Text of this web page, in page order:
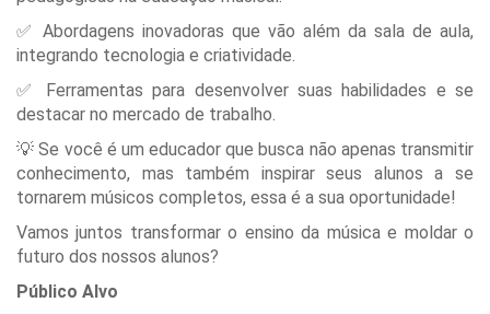
✅ Abordagens inovadoras que vão além da sala de aula,
integrando tecnologia e criatividade.
✅ Ferramentas para desenvolver suas habilidades e se
destacar no mercado de trabalho.
💡 Se você é um educador que busca não apenas transmitir
conhecimento, mas também inspirar seus alunos a se
tornarem músicos completos, essa é a sua oportunidade!
Vamos juntos transformar o ensino da música e moldar o
futuro dos nossos alunos?
Público Alvo